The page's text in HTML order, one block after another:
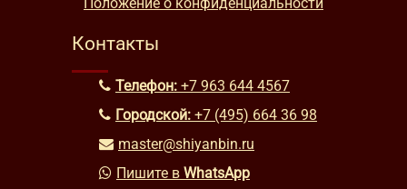
Контакты
Телефон: +7 963 644 4567
Городской: +7 (495) 664 36 98
master@shiyanbin.ru
Пишите в WhatsApp